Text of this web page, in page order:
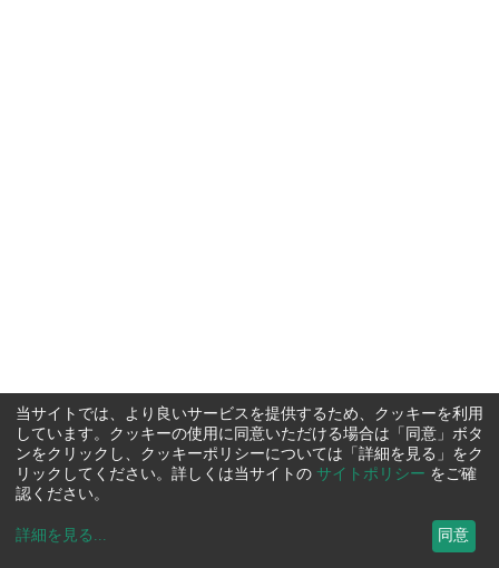
当サイトでは、より良いサービスを提供するため、クッキーを利用
しています。クッキーの使用に同意いただける場合は「同意」ボタ
ンをクリックし、クッキーポリシーについては「詳細を見る」をク
リックしてください。詳しくは当サイトの サイトポリシー をご確
認ください。
詳細を見る ... 同意